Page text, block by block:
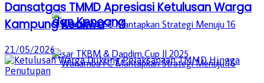
dan Kencang
Dansatgas TMMD Apresiasi Ketulusan Warga
Kampung Keakwa
21/05/2026